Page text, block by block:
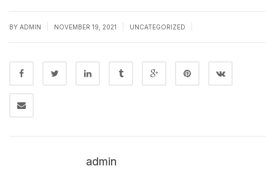
BY ADMIN NOVEMBER 19, 2021 UNCATEGORIZED
admin